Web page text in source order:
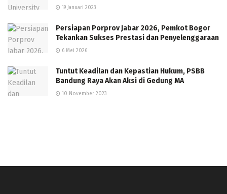
19 Januari 2023
Persiapan Porprov Jabar 2026, Pemkot Bogor
Tekankan Sukses Prestasi dan Penyelenggaraan
6 Mei 2026
Tuntut Keadilan dan Kepastian Hukum, PSBB
Bandung Raya Akan Aksi di Gedung MA
10 November 2023